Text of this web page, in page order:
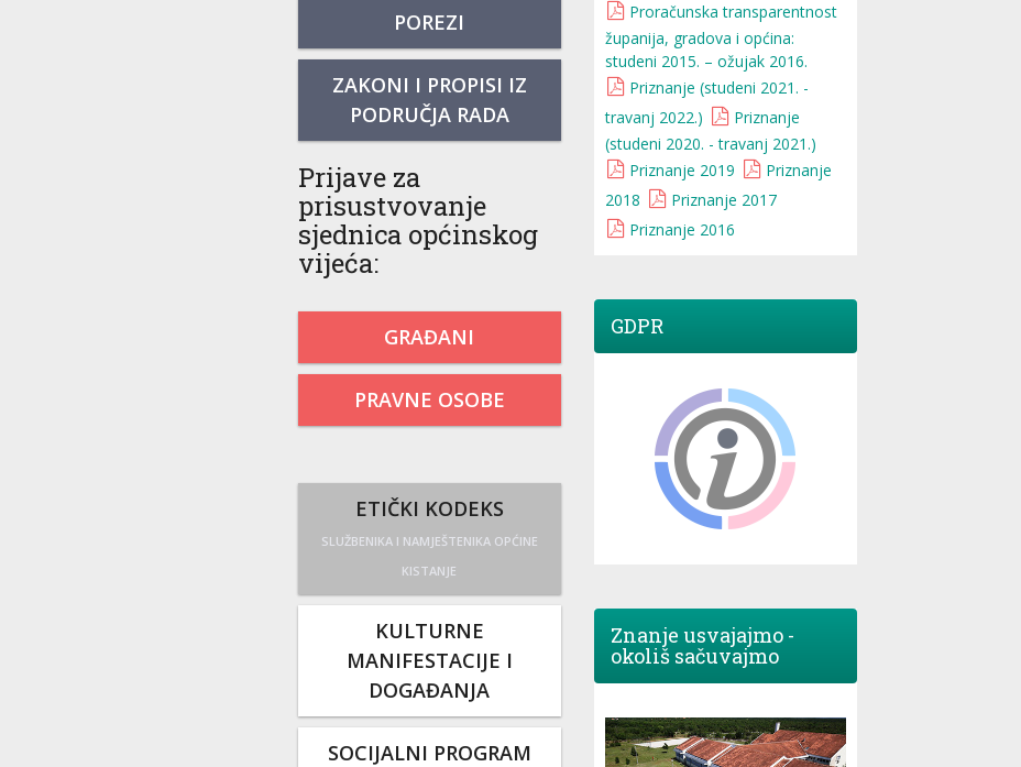
POREZI
ZAKONI I PROPISI IZ
PODRUČJA RADA
Prijave za
prisustvovanje
sjednica općinskog
vijeća:
GRAĐANI
PRAVNE OSOBE
ETIČKI KODEKS
SLUŽBENIKA I NAMJEŠTENIKA OPĆINE
KISTANJE
KULTURNE
MANIFESTACIJE I
DOGAĐANJA
SOCIJALNI PROGRAM
Proračunska transparentnost
županija, gradova i općina:
studeni 2015. – ožujak 2016.
Priznanje (studeni 2021. -
travanj 2022.)
Priznanje
(studeni 2020. - travanj 2021.)
Priznanje 2019
Priznanje
2018
Priznanje 2017
Priznanje 2016
GDPR
Znanje usvajajmo -
okoliš sačuvajmo